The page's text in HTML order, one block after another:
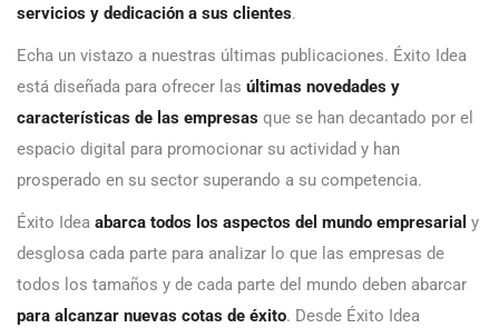
servicios y dedicación a sus clientes.
Echa un vistazo a nuestras últimas publicaciones. Éxito Idea
está diseñada para ofrecer las últimas novedades y
características de las empresas que se han decantado por el
espacio digital para promocionar su actividad y han
prosperado en su sector superando a su competencia.
Éxito Idea abarca todos los aspectos del mundo empresarial y
desglosa cada parte para analizar lo que las empresas de
todos los tamaños y de cada parte del mundo deben abarcar
para alcanzar nuevas cotas de éxito. Desde Éxito Idea